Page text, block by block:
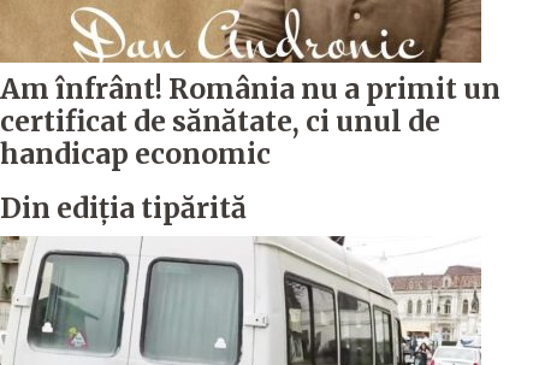
Am înfrânt! România nu a primit un
certificat de sănătate, ci unul de
handicap economic
Din ediția tipărită